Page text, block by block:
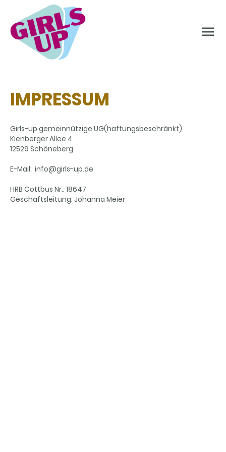
IMPRESSUM
Girls-up gemeinnützige UG(haftungsbeschränkt)
Kienberger Allee 4
12529 Schöneberg
E-Mail: info@girls-up.de
HRB Cottbus Nr.: 18647
Geschäftsleitung: Johanna Meier